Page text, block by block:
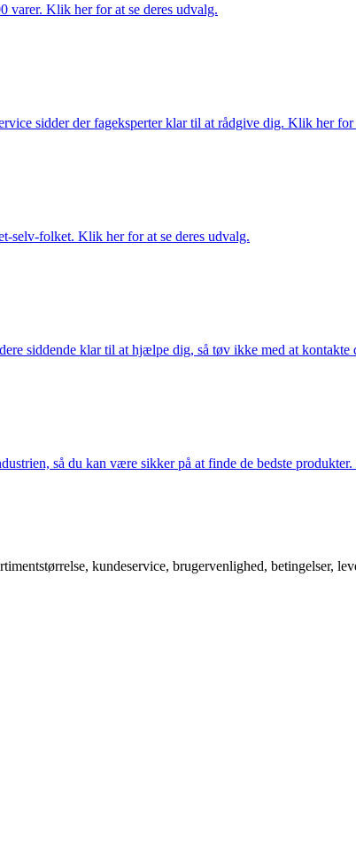
varer. Klik her for at se deres udvalg.
sidder der fageksperter klar til at rådgive dig. Klik her for
selv-folket. Klik her for at se deres udvalg.
siddende klar til at hjælpe dig, så tøv ikke med at kontakte
så du kan være sikker på at finde de bedste
kundeservice, brugervenlighed, betingelser,